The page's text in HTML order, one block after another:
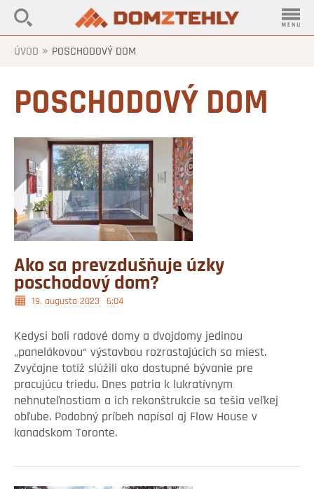
ÚVOD » POSCHODOVÝ DOM
POSCHODOVÝ DOM
Ako sa prevzdušňuje úzky
poschodový dom?
19. augusta 2023 6:04
Kedysi boli radové domy a dvojdomy jedinou
„panelákovou“ výstavbou rozrastajúcich sa miest.
Zvyčajne totiž slúžili ako dostupné bývanie pre
pracujúcu triedu. Dnes patria k lukratívnym
nehnuteľnostiam a ich rekonštrukcie sa tešia veľkej
obľube. Podobný príbeh napísal aj Flow House v
kanadskom Toronte.